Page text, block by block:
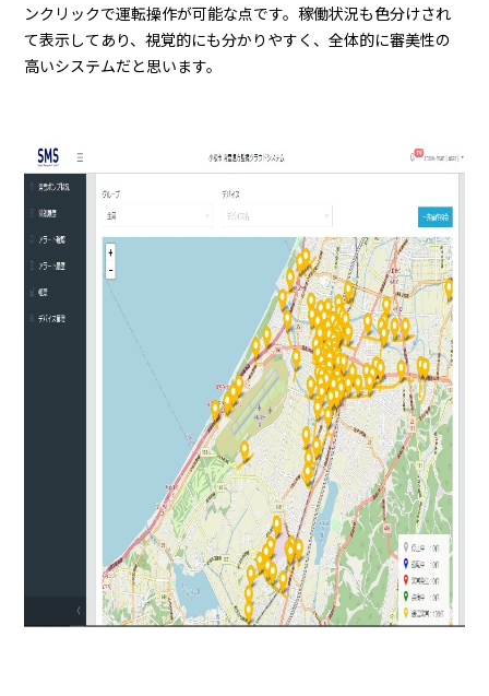
ンクリックで運転操作が可能な点です。稼働状況も色分けされ
て表示してあり、視覚的にも分かりやすく、全体的に審美性の
高いシステムだと思います。